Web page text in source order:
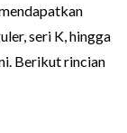
seri K, hingga
Berikut rincian